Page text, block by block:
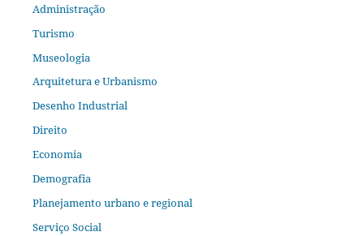
Administração
Turismo
Museologia
Arquitetura e Urbanismo
Desenho Industrial
Direito
Economia
Demografia
Planejamento urbano e regional
Serviço Social